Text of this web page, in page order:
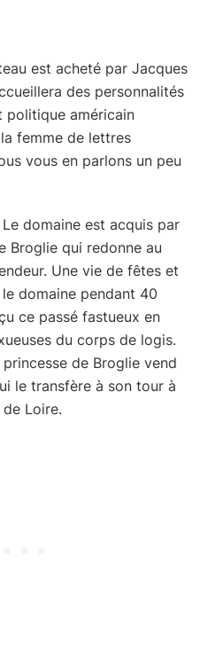
est acheté par Jacques
des personnalités
politique américain
femme de lettres
vous en parlons un peu
Le domaine est acquis par
Broglie qui redonne au
Une vie de fêtes et
domaine pendant 40
ce passé fastueux en
du corps de logis.
de Broglie vend
le transfère à son tour à
Loire.